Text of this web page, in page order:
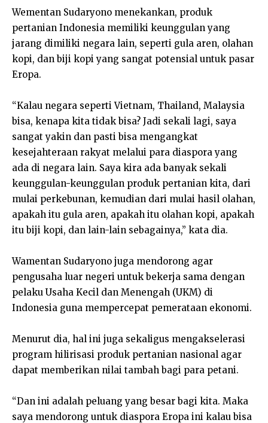
Wementan Sudaryono menekankan, produk
pertanian Indonesia memiliki keunggulan yang
jarang dimiliki negara lain, seperti gula aren, olahan
kopi, dan biji kopi yang sangat potensial untuk pasar
Eropa.
“Kalau negara seperti Vietnam, Thailand, Malaysia
bisa, kenapa kita tidak bisa? Jadi sekali lagi, saya
sangat yakin dan pasti bisa mengangkat
kesejahteraan rakyat melalui para diaspora yang
ada di negara lain. Saya kira ada banyak sekali
keunggulan-keunggulan produk pertanian kita, dari
mulai perkebunan, kemudian dari mulai hasil olahan,
apakah itu gula aren, apakah itu olahan kopi, apakah
itu biji kopi, dan lain-lain sebagainya,” kata dia.
Wamentan Sudaryono juga mendorong agar
pengusaha luar negeri untuk bekerja sama dengan
pelaku Usaha Kecil dan Menengah (UKM) di
Indonesia guna mempercepat pemerataan ekonomi.
Menurut dia, hal ini juga sekaligus mengakselerasi
program hilirisasi produk pertanian nasional agar
dapat memberikan nilai tambah bagi para petani.
“Dan ini adalah peluang yang besar bagi kita. Maka
saya mendorong untuk diaspora Eropa ini kalau bisa